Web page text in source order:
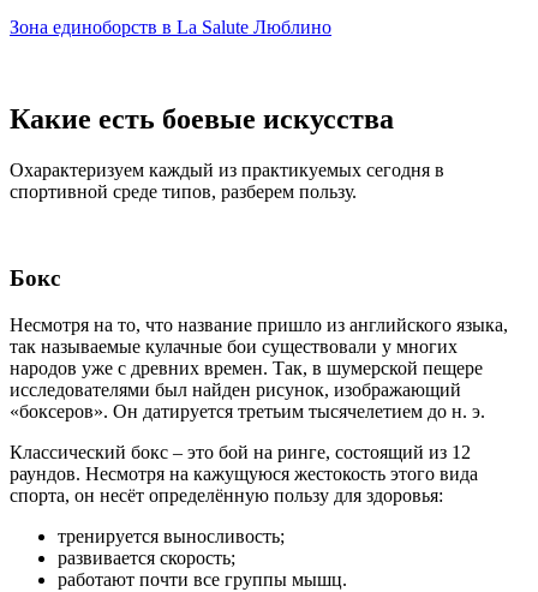
Зона единоборств в La Salute Люблино
Какие есть боевые искусства
Охарактеризуем каждый из практикуемых сегодня в
спортивной среде типов, разберем пользу.
Бокс
Несмотря на то, что название пришло из английского языка,
так называемые кулачные бои существовали у многих
народов уже с древних времен. Так, в шумерской пещере
исследователями был найден рисунок, изображающий
«боксеров». Он датируется третьим тысячелетием до н. э.
Классический бокс – это бой на ринге, состоящий из 12
раундов. Несмотря на кажущуюся жестокость этого вида
спорта, он несёт определённую пользу для здоровья:
тренируется выносливость;
развивается скорость;
работают почти все группы мышц.